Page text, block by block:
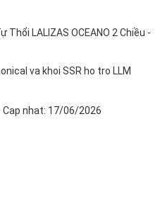
Thổi LALIZAS OCEANO 2 Chiều -
va khoi SSR ho tro LLM
· Cap nhat: 17/06/2026